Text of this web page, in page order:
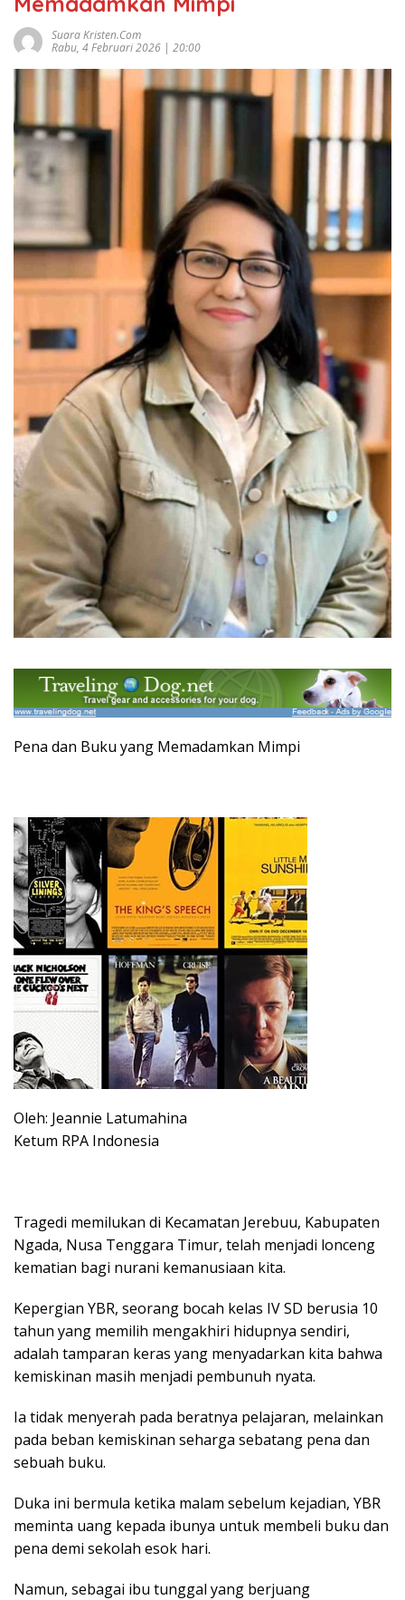
Suara Kristen.com
Rabu, 4 Februari 2026 | 20:00
Pena dan Buku yang Memadamkan Mimpi
Oleh: Jeannie Latumahina
Ketum RPA Indonesia
Tragedi memilukan di Kecamatan Jerebuu, Kabupaten
Ngada, Nusa Tenggara Timur, telah menjadi lonceng
kematian bagi nurani kemanusiaan kita.
Kepergian YBR, seorang bocah kelas IV SD berusia 10
tahun yang memilih mengakhiri hidupnya sendiri,
adalah tamparan keras yang menyadarkan kita bahwa
kemiskinan masih menjadi pembunuh nyata.
Ia tidak menyerah pada beratnya pelajaran, melainkan
pada beban kemiskinan seharga sebatang pena dan
sebuah buku.
Duka ini bermula ketika malam sebelum kejadian, YBR
meminta uang kepada ibunya untuk membeli buku dan
pena demi sekolah esok hari.
Namun, sebagai ibu tunggal yang berjuang